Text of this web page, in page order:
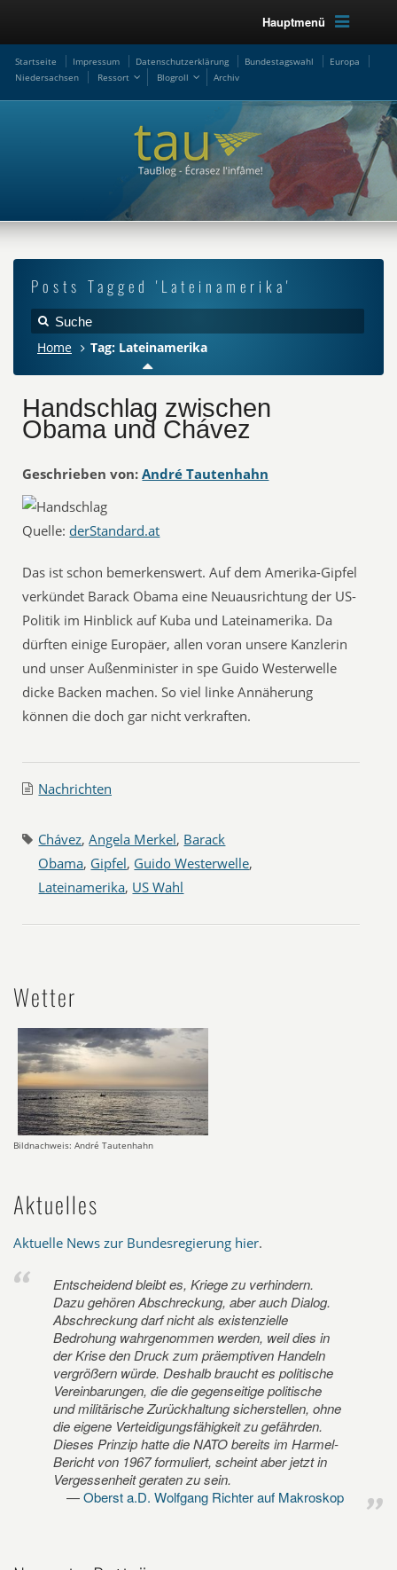
Hauptmenü
Startseite Impressum Datenschutzerklärung Bundestagswahl
Europa
Niedersachsen
Ressort Blogroll Archiv
Posts Tagged 'Lateinamerika'
Home Tag: Lateinamerika
Handschlag zwischen
Obama und Chávez
Geschrieben von: André Tautenhahn
Quelle: derStandard.at
Das ist schon bemerkenswert. Auf dem Amerika-Gipfel
verkündet Barack Obama eine Neuausrichtung der US-
Politik im Hinblick auf Kuba und Lateinamerika. Da
dürften einige Europäer, allen voran unsere Kanzlerin
und unser Außenminister in spe Guido Westerwelle
dicke Backen machen. So viel linke Annäherung
können die doch gar nicht verkraften.
Nachrichten
Chávez,Angela Merkel, Barack
Obama, Gipfel, Guido Westerwelle,
Lateinamerika, US Wahl
Wetter
Bildnachweis: André Tautenhahn
Aktuelles
Aktuelle News zur Bundesregierung hier.
Entscheidend bleibt es, Kriege zu verhindern.
Dazu gehören Abschreckung, aber auch Dialog.
Abschreckung darf nicht als existenzielle
Bedrohung wahrgenommen werden, weil dies in
der Krise den Druck zum präemptiven Handeln
vergrößern würde. Deshalb braucht es politische
Vereinbarungen, die die gegenseitige politische
und militärische Zurückhaltung sicherstellen, ohne
die eigene Verteidigungsfähigkeit zu gefährden.
Dieses Prinzip hatte die NATO bereits im Harmel-
Bericht von 1967 formuliert, scheint aber jetzt in
Vergessenheit geraten zu sein.
Oberst a.D. Wolfgang Richter auf Makroskop